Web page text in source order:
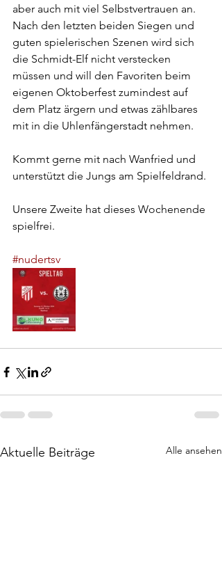
aber auch mit viel Selbstvertrauen an.
Nach den letzten beiden Siegen und
guten spielerischen Szenen wird sich
die Schmidt-Elf nicht verstecken
müssen und will den Favoriten beim
eigenen Oktoberfest zumindest auf
dem Platz ärgern und etwas zählbares
mit in die Uhlenfängerstadt nehmen.
Kommt gerne mit nach Wanfried und
unterstützt die Jungs am Spielfeldrand.
Unsere Zweite hat dieses Wochenende
spielfrei.
#nudertsv
Aktuelle Beiträge Alle ansehen